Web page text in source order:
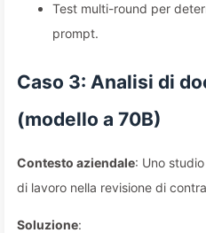
Test multi-round per
prompt.
Caso 3: Analisi di
(modello a 70B)
Contesto aziendale: Uno
di lavoro nella revisione di
Soluzione: